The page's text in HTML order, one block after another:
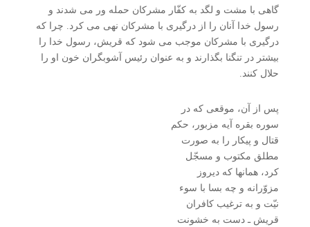
گاهی با مشت و لگد به کفّار مشرکان حمله ور می شدند و
رسول خدا آنان را از درگیری با مشرکان نهی می کرد. چرا که
درگیری با مشرکان موجب می شود که قریش، رسول خدا را
بیشتر در تنگنا بگذارند و به عنوان رئیس آشوبگران خون او را
حلال کنند.
پس از آن، موقعی که در
سوره بقره آیه مزبور، حکم
قتال و پیکار را به صورت
مطلق مکتوب و مسجّل
کرد، همانها که دیروز
مزوّرانه و چه بسا با سوء
نیّت و به ترغیب کافران
قریش ـ دست به خشونت